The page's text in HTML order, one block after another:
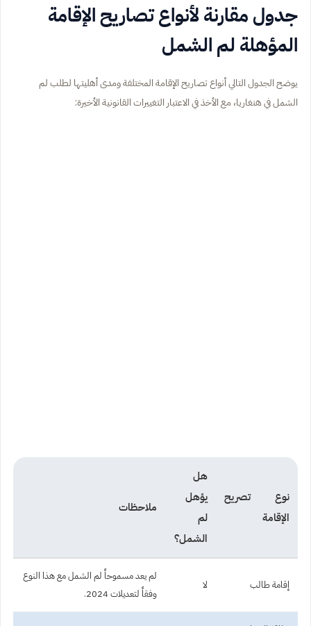
جدول مقارنة لأنواع تصاريح الإقامة
المؤهلة لم الشمل
يوضح الجدول التالي أنواع تصاريح الإقامة المختلفة ومدى أهليتها لطلب لم
الشمل في هنغاريا، مع الأخذ في الاعتبار التغييرات القانونية الأخيرة:
نوع تصريح
الإقامة
هل
يؤهل
لم
الشمل؟
ملاحظات
إقامة طالب لا
لم يعد مسموحاً لم الشمل مع هذا النوع
وفقاً لتعديلات 2024.